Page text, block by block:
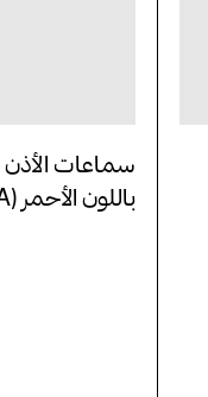
باللون الأحمر (BN7S2AA)